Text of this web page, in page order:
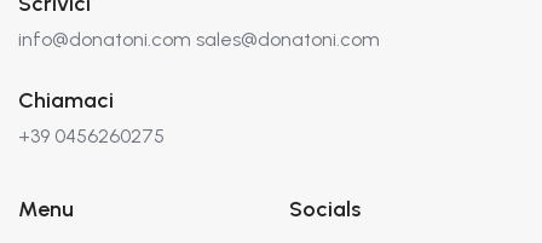
info@donatoni.com sales@donatoni.com
Chiamaci
+39 0456260275
Menu Socials